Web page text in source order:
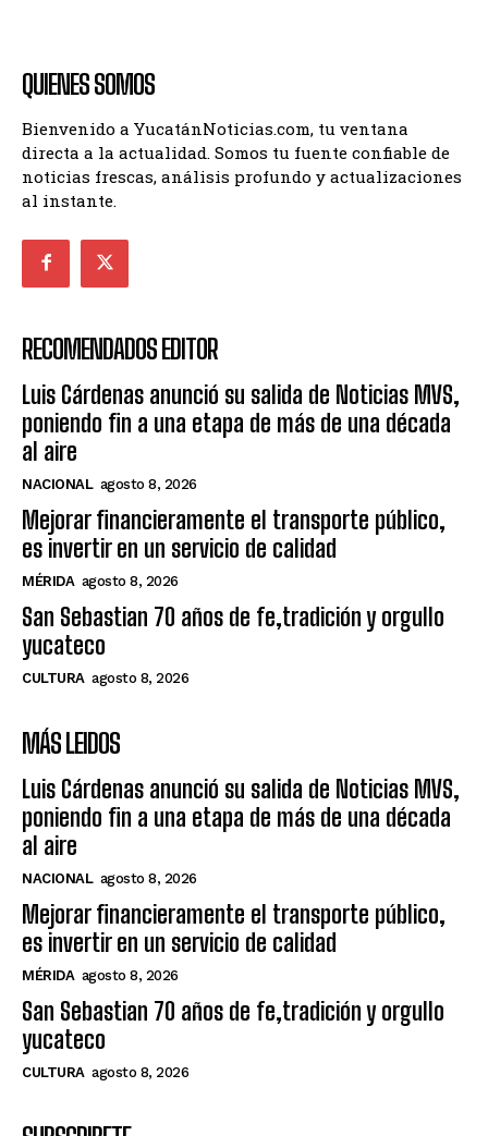
QUIENES SOMOS
Bienvenido a YucatánNoticias.com, tu ventana
directa a la actualidad. Somos tu fuente confiable de
noticias frescas, análisis profundo y actualizaciones
al instante.
RECOMENDADOS EDITOR
Luis Cárdenas anunció su salida de Noticias MVS,
poniendo fin a una etapa de más de una década
al aire
NACIONAL agosto 8, 2026
Mejorar financieramente el transporte público,
es invertir en un servicio de calidad
MÉRIDA agosto 8, 2026
San Sebastian 70 años de fe,tradición y orgullo
yucateco
CULTURA agosto 8, 2026
MÁS LEIDOS
Luis Cárdenas anunció su salida de Noticias MVS,
poniendo fin a una etapa de más de una década
al aire
NACIONAL agosto 8, 2026
Mejorar financieramente el transporte público,
es invertir en un servicio de calidad
MÉRIDA agosto 8, 2026
San Sebastian 70 años de fe,tradición y orgullo
yucateco
CULTURA agosto 8, 2026